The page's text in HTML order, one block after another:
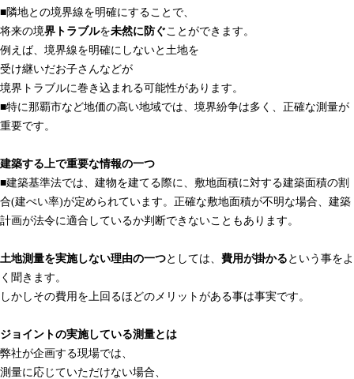
■隣地との境界線を明確にすることで、
将来の境界トラブルを未然に防ぐ ことができます。
例えば、境界線を明確にしないと土地を
受け継いだお子さんなどが
境界トラブルに巻き込まれる可能性があります。
■特に那覇市など地価の高い地域では、境界紛争は多く、正確な測量が
重要です。
建築する上で重要な情報の一つ
■建築基準法では、建物を建てる際に、敷地面積に対する建築面積の割
合(建ぺい率)が定められています。正確な敷地面積が不明な場合、建築
計画が法令に適合しているか判断できないこともあります。
土地測量を実施しない理由の一つとしては、 費用が掛かる という事をよ
く聞きます。
しかしその費用を上回るほどのメリットがある事は事実です。
ジョイントの実施している測量とは
弊社が企画する現場では、
測量に応じていただけない場合、